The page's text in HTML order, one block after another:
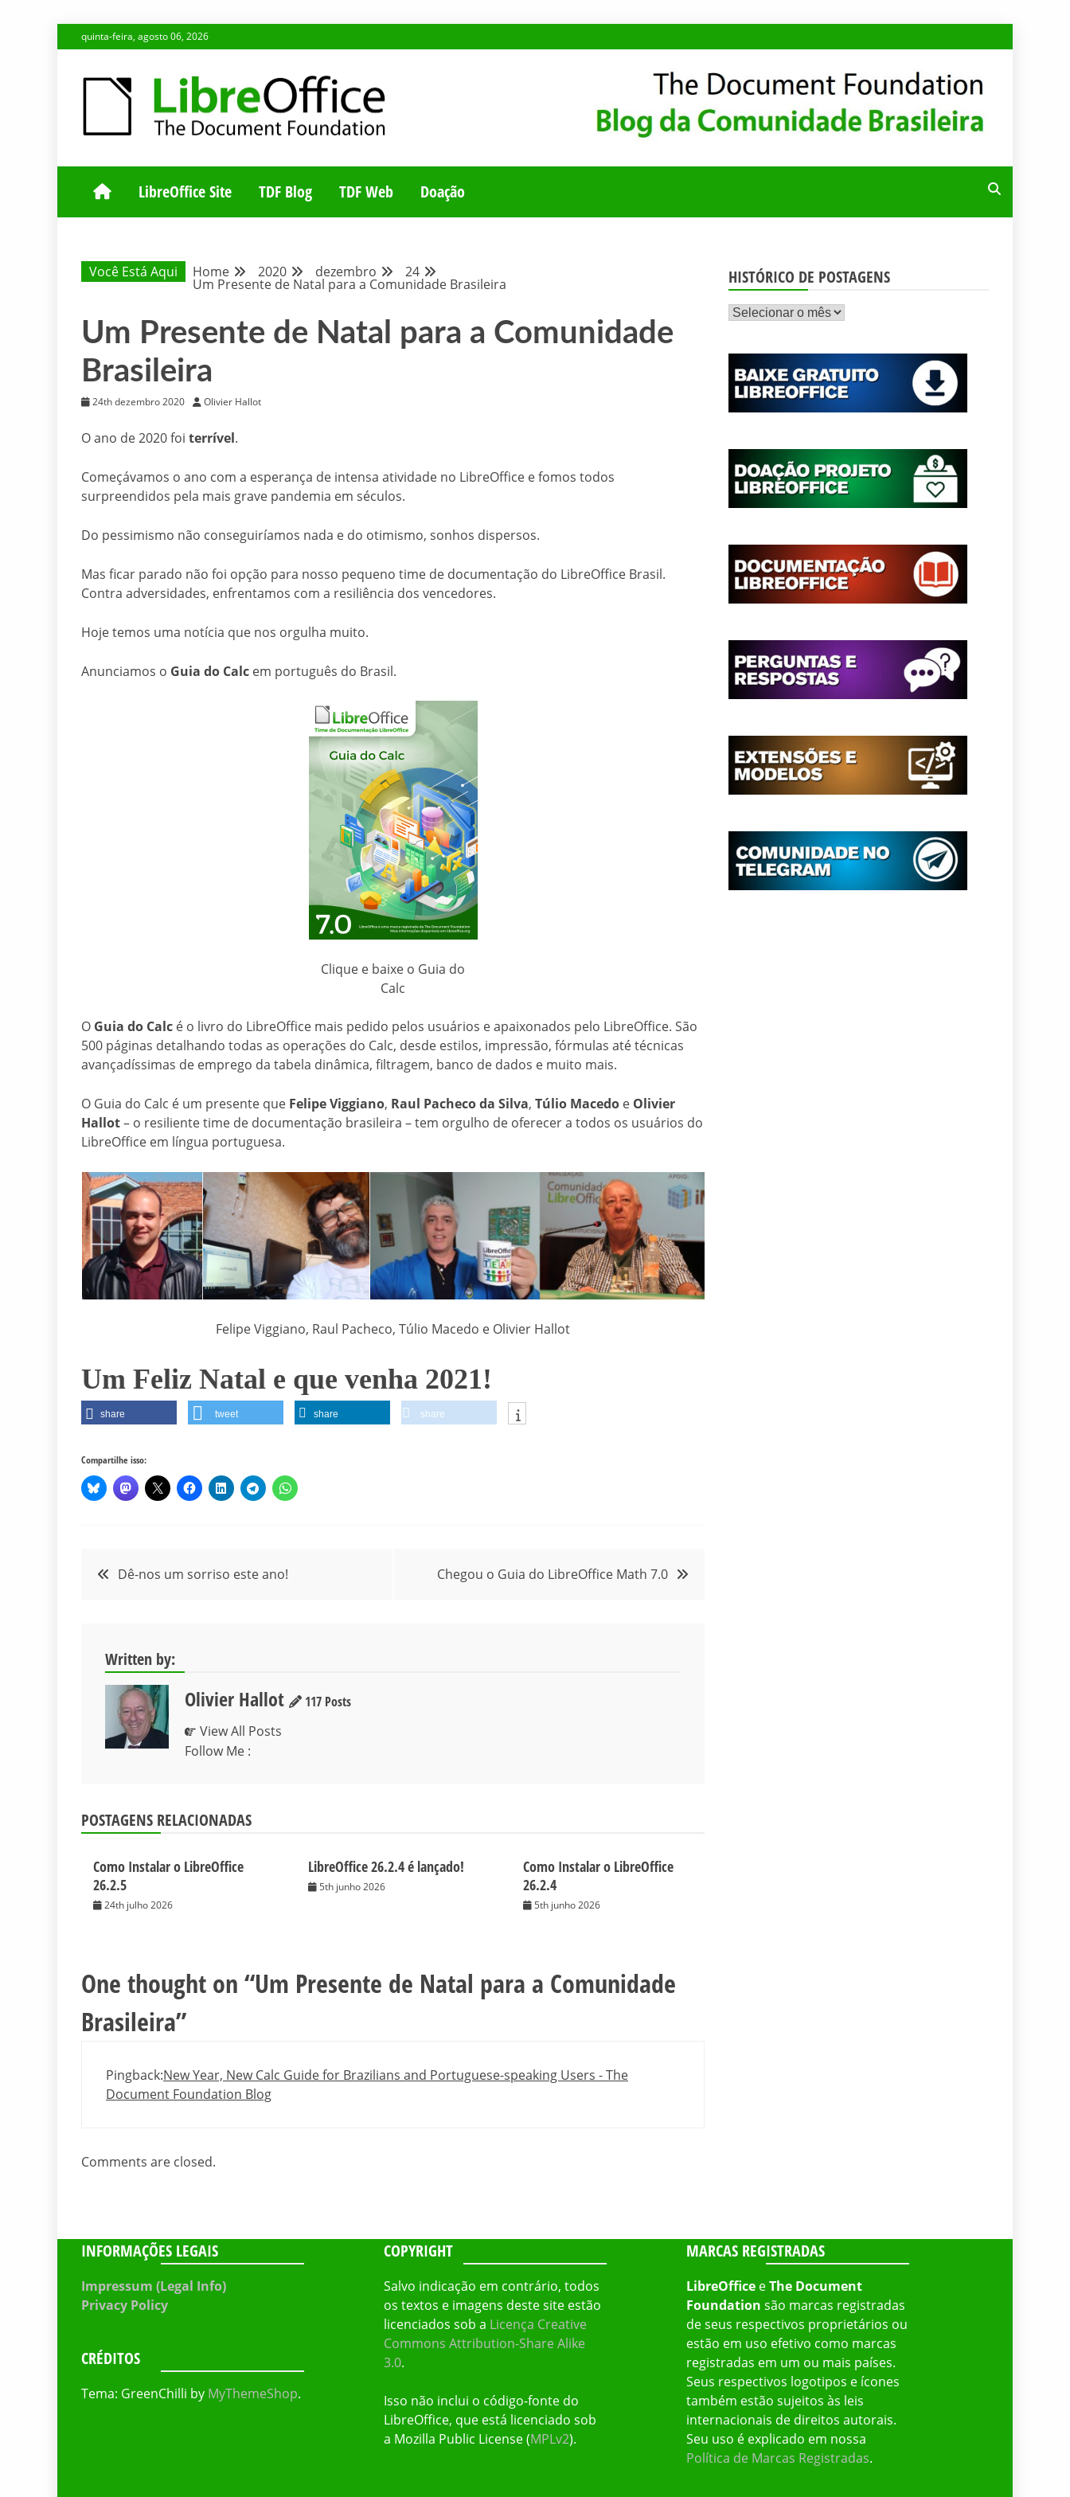
to
quinta-feira, agosto 06, 2026
BLOG DA COMUNIDADE BRASILEIRA
LibreOffice Site TDF Blog TDF Web Doação
Você Está Aqui Home 2020 dezembro 24
Um Presente de Natal para a Comunidade Brasileira
Um Presente de Natal para a Comunidade
Brasileira
24th dezembro 2020 Olivier Hallot
O ano de 2020 foi terrível.
Começávamos o ano com a esperança de intensa atividade no LibreOffice e fomos todos
surpreendidos pela mais grave pandemia em séculos.
Do pessimismo não conseguiríamos nada e do otimismo, sonhos dispersos.
Mas ficar parado não foi opção para nosso pequeno time de documentação do LibreOffice Brasil.
Contra adversidades, enfrentamos com a resiliência dos vencedores.
Hoje temos uma notícia que nos orgulha muito.
Anunciamos o Guia do Calc em português do Brasil.
Clique e baixe o Guia do
Calc
O Guia do Calc é o livro do LibreOffice mais pedido pelos usuários e apaixonados pelo LibreOffice. São
500 páginas detalhando todas as operações do Calc, desde estilos, impressão, fórmulas até técnicas
avançadíssimas de emprego da tabela dinâmica, filtragem, banco de dados e muito mais.
O Guia do Calc é um presente que Felipe Viggiano, Raul Pacheco da Silva, Túlio Macedo e Olivier
Hallot– o resiliente time de documentação brasileira – tem orgulho de oferecer a todos os usuários do
LibreOffice em língua portuguesa.
Felipe Viggiano, Raul Pacheco, Túlio Macedo e Olivier Hallot
Um Feliz Natal e que venha 2021!
share tweet share share
Compartilhe isso:
Navegação
Dê-nos um sorriso este ano! Chegou o Guia do LibreOffice Math 7.0
Written by:
Olivier Hallot
117 Posts
View All Posts
Follow Me :
POSTAGENS RELACIONADAS
Como Instalar o LibreOffice
26.2.5
24th julho 2026
LibreOffice 26.2.4 é lançado!
5th junho 2026
Como Instalar o LibreOffice
26.2.4
5th junho 2026
One thought on “Um Presente de Natal para a Comunidade
Brasileira”
Pingback:New Year, New Calc Guide for Brazilians and Portuguese-speaking Users - The
Document Foundation Blog
Comments are closed.
HISTÓRICO DE POSTAGENS
Histórico
postagens
INFORMAÇÕES LEGAIS
Impressum (Legal Info)
Privacy Policy
CRÉDITOS
Tema: GreenChilli by MyThemeShop.
COPYRIGHT
Salvo indicação em contrário, todos
os textos e imagens deste site estão
licenciados sob a Licença Creative
Commons Attribution-Share Alike
3.0.
Isso não inclui o código-fonte do
LibreOffice, que está licenciado sob
a Mozilla Public License (MPLv2).
MARCAS REGISTRADAS
LibreOfficeeThe Document
Foundation são marcas registradas
de seus respectivos proprietários ou
estão em uso efetivo como marcas
registradas em um ou mais países.
Seus respectivos logotipos e ícones
também estão sujeitos às leis
internacionais de direitos autorais.
Seu uso é explicado em nossa
Política de Marcas Registradas.